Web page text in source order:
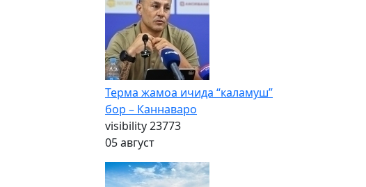
Терма жамоа ичида “каламуш”
бор – Каннаваро
visibility23773
05 август